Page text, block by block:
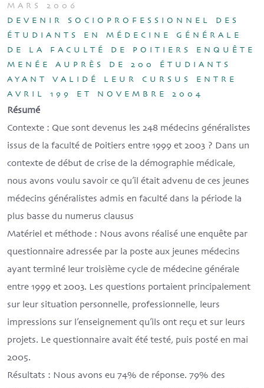
MARS 2006
DEVENIR SOCIOPROFESSIONNEL DES
ÉTUDIANTS EN MÉDECINE GÉNÉRALE
DE LA FACULTÉ DE POITIERS ENQUÊTE
MENÉE AUPRÈS DE 200 ÉTUDIANTS
AYANT VALIDÉ LEUR CURSUS ENTRE
AVRIL 199 ET NOVEMBRE 2004
Résumé
Contexte : Que sont devenus les 248 médecins généralistes
issus de la faculté de Poitiers entre 1999 et 2003 ? Dans un
contexte de début de crise de la démographie médicale,
nous avons voulu savoir ce qu’il était advenu de ces jeunes
médecins généralistes admis en faculté dans la période la
plus basse du numerus clausus
Matériel et méthode : Nous avons réalisé une enquête par
questionnaire adressée par la poste aux jeunes médecins
ayant terminé leur troisième cycle de médecine générale
entre 1999 et 2003. Les questions portaient principalement
sur leur situation personnelle, professionnelle, leurs
impressions sur l’enseignement qu’ils ont reçu et sur leurs
projets. Le questionnaire avait été testé, puis posté en mai
2005.
Résultats : Nous avons eu 74% de réponse. 79% des